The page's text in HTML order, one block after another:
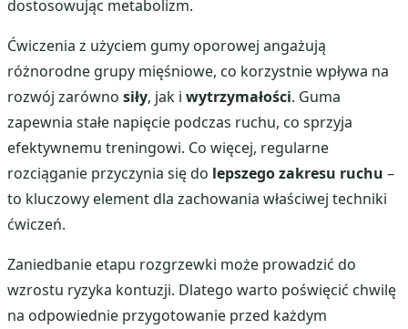
dostosowując metabolizm.
Ćwiczenia z użyciem gumy oporowej angażują
różnorodne grupy mięśniowe, co korzystnie wpływa na
rozwój zarówno siły, jak i wytrzymałości. Guma
zapewnia stałe napięcie podczas ruchu, co sprzyja
efektywnemu treningowi. Co więcej, regularne
rozciąganie przyczynia się do lepszego zakresu ruchu –
to kluczowy element dla zachowania właściwej techniki
ćwiczeń.
Zaniedbanie etapu rozgrzewki może prowadzić do
wzrostu ryzyka kontuzji. Dlatego warto poświęcić chwilę
na odpowiednie przygotowanie przed każdym